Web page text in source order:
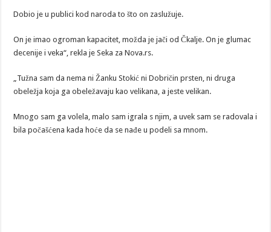
Dobio je u publici kod naroda to što on zaslužuje.
On je imao ogroman kapacitet, možda je jači od Čkalje. On je glumac
decenije i veka“, rekla je Seka za Nova.rs.
„Tužna sam da nema ni Žanku Stokić ni Dobričin prsten, ni druga
obeležja koja ga obeležavaju kao velikana, a jeste velikan.
Mnogo sam ga volela, malo sam igrala s njim, a uvek sam se radovala i
bila počašćena kada hoće da se nađe u podeli sa mnom.